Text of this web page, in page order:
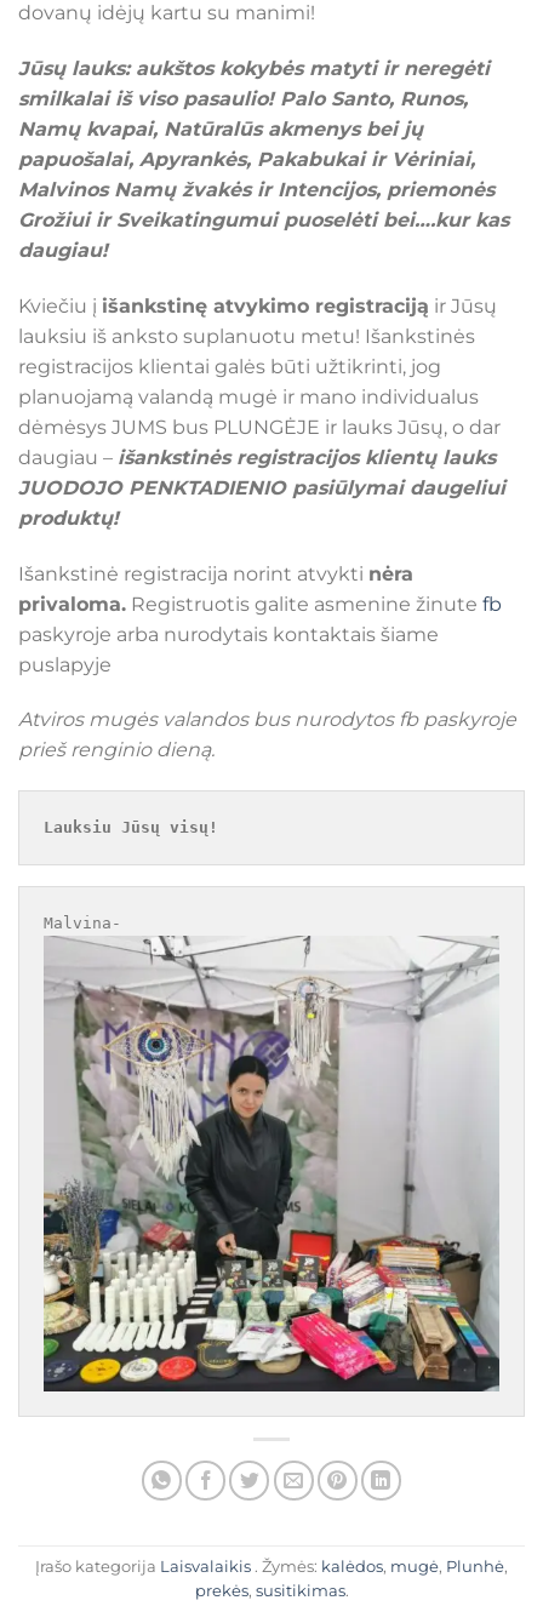
dovanų idėjų kartu su manimi!
Jūsų lauks: aukštos kokybės matyti ir neregėti
smilkalai iš viso pasaulio! Palo Santo, Runos,
Namų kvapai, Natūralūs akmenys bei jų
papuošalai, Apyrankės, Pakabukai ir Vėriniai,
Malvinos Namų žvakės ir Intencijos, priemonės
Grožiui ir Sveikatingumui puoselėti bei….kur kas
daugiau!
Kviečiu į išankstinę atvykimo registraciją ir Jūsų
lauksiu iš anksto suplanuotu metu! Išankstinės
registracijos klientai galės būti užtikrinti, jog
planuojamą valandą mugė ir mano individualus
dėmėsys JUMS bus PLUNGĖJE ir lauks Jūsų, o dar
daugiau – išankstinės registracijos klientų lauks
JUODOJO PENKTADIENIO pasiūlymai daugeliui
produktų!
Išankstinė registracija norint atvykti nėra
privaloma. Registruotis galite asmenine žinute fb
paskyroje arba nurodytais kontaktais šiame
puslapyje
Atviros mugės valandos bus nurodytos fb paskyroje
prieš renginio dieną.
Lauksiu Jūsų visų!
Įrašo kategorija Laisvalaikis . Žymės: kalėdos, mugė, Plunhė,
prekės, susitikimas.